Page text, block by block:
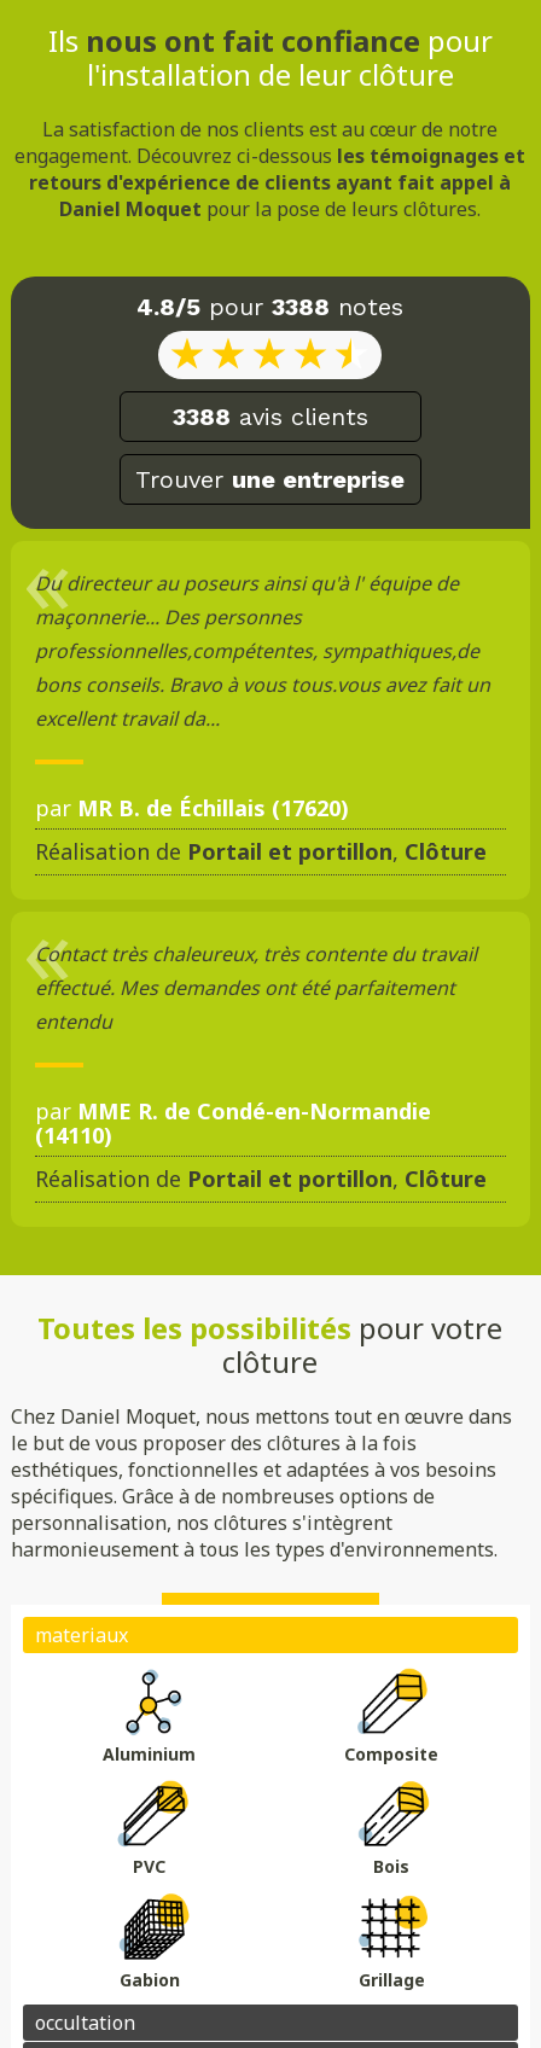
Ils nous ont fait confiance pour
l'installation de leur clôture
La satisfaction de nos clients est au cœur de notre
engagement. Découvrez ci-dessous les témoignages et
retours d'expérience de clients ayant fait appel à
Daniel Moquet pour la pose de leurs clôtures.
4.8/5 pour3388 notes
3388 avis clients
Trouver une entreprise
Du directeur au poseurs ainsi qu'à l' équipe de
maçonnerie... Des personnes
professionnelles,compétentes, sympathiques,de
bons conseils. Bravo à vous tous.vous avez fait un
excellent travail da...
par MR B. de Échillais (17620)
Réalisation de Portail et portillon, Clôture
Contact très chaleureux, très contente du travail
effectué. Mes demandes ont été parfaitement
entendu
par MME R. de Condé-en-Normandie
(14110)
Réalisation de Portail et portillon, Clôture
Toutes les possibilités pour votre
clôture
Chez Daniel Moquet, nous mettons tout en œuvre dans
le but de vous proposer des clôtures à la fois
esthétiques, fonctionnelles et adaptées à vos besoins
spécifiques. Grâce à de nombreuses options de
personnalisation, nos clôtures s'intègrent
harmonieusement à tous les types d'environnements.
Aluminium Composite
PVC Bois
Gabion Grillage
Plein
Essences de bois
Coloris au choix
DMC 301
DMC 303 B
DMC 304
DMC 305
Barrière acoustique
Tour piscine
Couvertine